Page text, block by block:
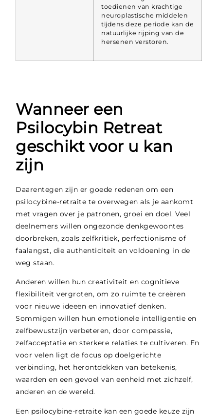
toedienen van krachtige
neuroplastische middelen
tijdens deze periode kan de
natuurlijke rijping van de
hersenen verstoren.
Wanneer een
Psilocybin Retreat
geschikt voor u kan
zijn
Daarentegen zijn er goede redenen om een
psilocybine-retraite te overwegen als je aankomt
met vragen over je patronen, groei en doel. Veel
deelnemers willen ongezonde denkgewoontes
doorbreken, zoals zelfkritiek, perfectionisme of
faalangst, die authenticiteit en voldoening in de
weg staan.
Anderen willen hun creativiteit en cognitieve
flexibiliteit vergroten, om zo ruimte te creëren
voor nieuwe ideeën en innovatief denken.
Sommigen willen hun emotionele intelligentie en
zelfbewustzijn verbeteren, door compassie,
zelfacceptatie en sterkere relaties te cultiveren. En
voor velen ligt de focus op doelgerichte
verbinding, het herontdekken van betekenis,
waarden en een gevoel van eenheid met zichzelf,
anderen en de wereld.
Een psilocybine-retraite kan een goede keuze zijn